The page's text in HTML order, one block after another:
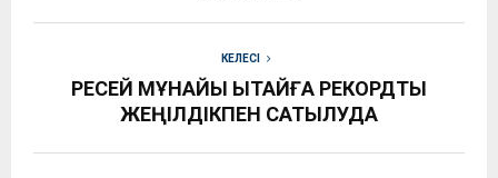
КЕЛЕСІ
РЕСЕЙ МҰНАЙЫ ҚЫТАЙҒА РЕКОРДТЫҚ
ЖЕҢІЛДІКПЕН САТЫЛУДА